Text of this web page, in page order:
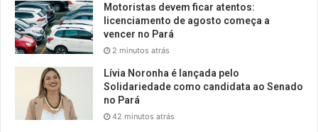
Motoristas devem ficar atentos:
licenciamento de agosto começa a
vencer no Pará
2 minutos atrás
Lívia Noronha é lançada pelo
Solidariedade como candidata ao Senado
no Pará
42 minutos atrás